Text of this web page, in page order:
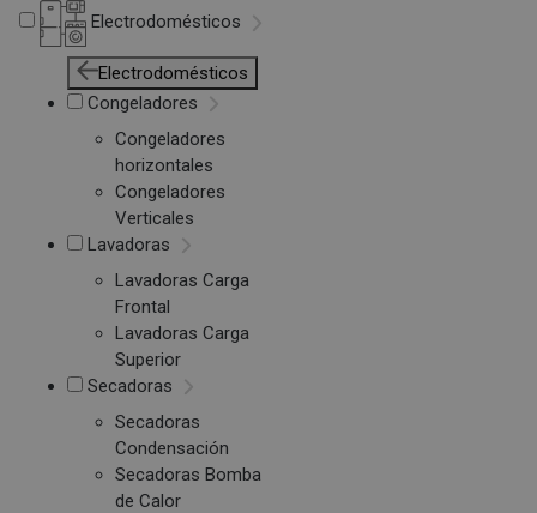
Electrodomésticos
Electrodomésticos
Congeladores
Congeladores
horizontales
Congeladores
Verticales
Lavadoras
Lavadoras Carga
Frontal
Lavadoras Carga
Superior
Secadoras
Secadoras
Condensación
Secadoras Bomba
de Calor